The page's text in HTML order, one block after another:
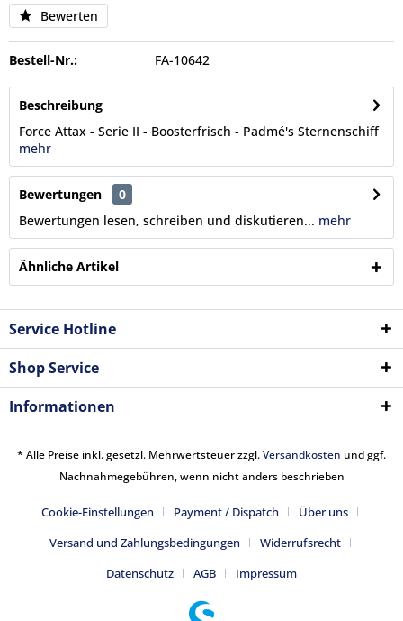
Bewerten
Bestell-Nr.: FA-10642
Beschreibung
Force Attax - Serie II - Boosterfrisch - Padmé's Sternenschiff
mehr
Bewertungen
0
Bewertungen lesen, schreiben und diskutieren... mehr
Ähnliche Artikel
Service Hotline
Shop Service
Informationen
* Alle Preise inkl. gesetzl. Mehrwertsteuer zzgl.Versandkosten und ggf.
Nachnahmegebühren, wenn nicht anders beschrieben
Cookie-Einstellungen Payment / Dispatch
Über uns
Versand und Zahlungsbedingungen
Widerrufsrecht
Datenschutz
AGB Impressum